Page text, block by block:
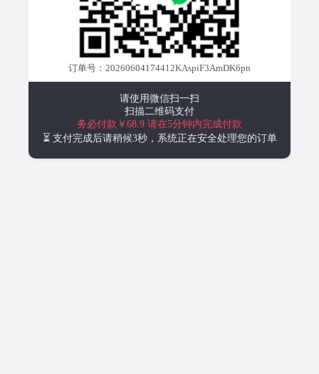
订单号：20260604174412KAspiF3AmDK6pn
请使用微信扫一扫
扫描二维码支付
务必付款￥68.9 请在5分钟内完成付款
⏳ 支付完成后请稍候3秒，系统正在安全处理您的订单